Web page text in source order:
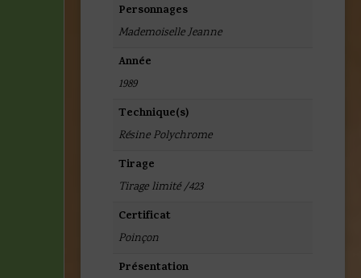
Personnages
Mademoiselle Jeanne
Année
1989
Technique(s)
Résine Polychrome
Tirage
Tirage limité /423
Certificat
Poinçon
Présentation